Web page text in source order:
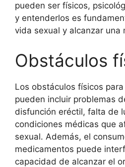
pueden ser físicos,
y entenderlos es
vida sexual y alcanzar una
Obstáculos
Los obstáculos físicos
pueden incluir problemas
disfunción eréctil, falta de
condiciones médicas que
sexual. Además, el
medicamentos puede
capacidad de alcanzar el